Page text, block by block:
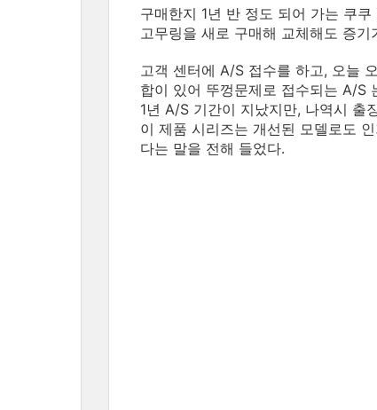
구매한지 1년 반 정도 되어 가는 쿠
고무링을 새로 구매해 교체해도 증
고객 센터에 A/S 접수를 하고, 오늘
합이 있어 뚜껑문제로 접수되는 A/S
1년 A/S 기간이 지났지만, 나역시 출
이 제품 시리즈는 개선된 모델로도
다는 말을 전해 들었다.